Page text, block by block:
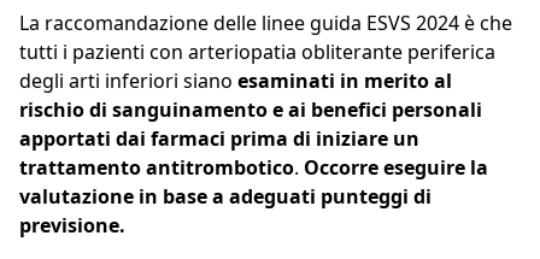
La raccomandazione delle linee guida ESVS 2024 è che
tutti i pazienti con arteriopatia obliterante periferica
degli arti inferiori siano esaminati in merito al
rischio di sanguinamento e ai benefici personali
apportati dai farmaci prima di iniziare un
trattamento antitrombotico. Occorre eseguire la
valutazione in base a adeguati punteggi di
previsione.